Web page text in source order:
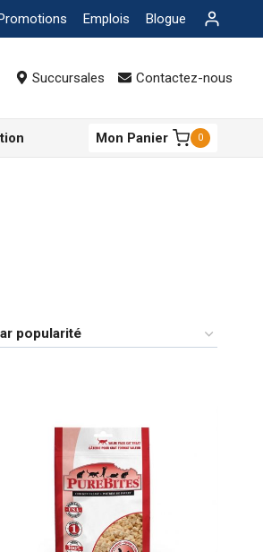
Emplois Blogue
Succursales Contactez-nous
Mon Panier 0